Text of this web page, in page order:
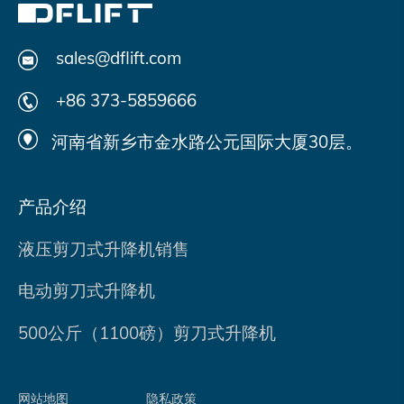
sales@dflift.com
+86 373-5859666
河南省新乡市金水路公元国际大厦30层。
产品介绍
液压剪刀式升降机销售
电动剪刀式升降机
500公斤（1100磅）剪刀式升降机
网站地图 隐私政策